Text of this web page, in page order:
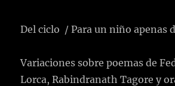
Del ciclo / Para un niño apenas
Variaciones sobre poemas de
Lorca, Rabindranath Tagore y